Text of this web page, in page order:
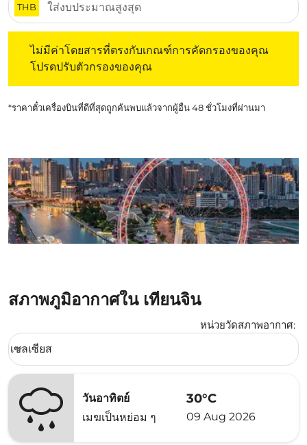
THB
ไม่มีค่าโดยสารที่ตรงกับเกณฑ์การคัดกรองของคุณ
โปรดปรับตัวกรองของคุณ
*ราคาตั๋วเครื่องบินที่ดีที่สุดถูกค้นพบแล้วจากผู้อื่น 48 ชั่วโมงที่ผ่านมา
สภาพภูมิอากาศใน เทียนจิน
หน่วยวัดสภาพอากาศ:
Weather unit option เซลเซียส Selected
เซลเซียส
keyboard_arrow_down
วันอาทิตย์
เมฆเป็นหย่อม ๆ
30°C
09 Aug 2026